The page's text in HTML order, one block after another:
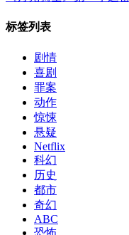
标签列表
剧情
喜剧
罪案
动作
惊悚
悬疑
Netflix
科幻
历史
都市
奇幻
ABC
恐怖